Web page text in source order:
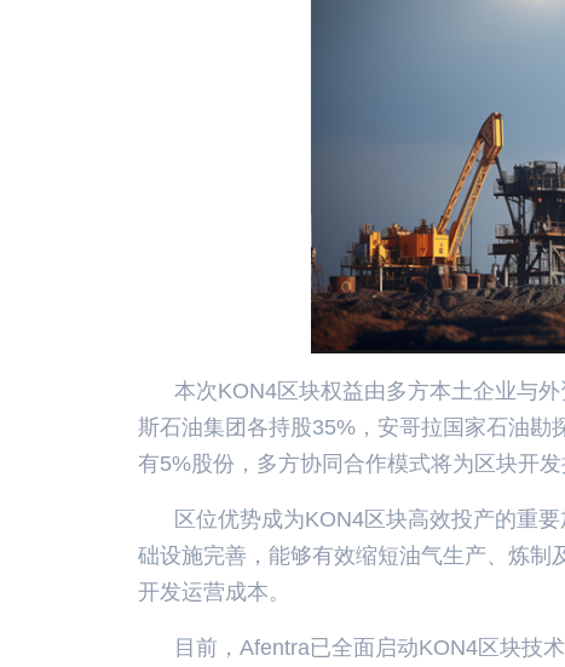
本次KON4区块权益由多方本土企业与
斯石油集团各持股35%，安哥拉国家石油
有5%股份，多方协同合作模式将为区块开
区位优势成为KON4区块高效投产的重
础设施完善，能够有效缩短油气生产、炼
开发运营成本。
目前，Afentra已全面启动KON4区块技